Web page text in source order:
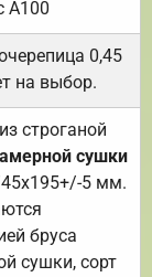
А100
0,45
на выбор.
строганой
сушки
5 мм.
бруса
сушки, сорт